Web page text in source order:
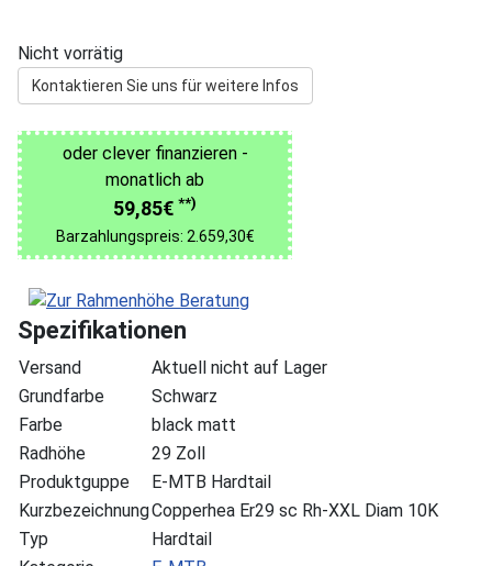
Nicht vorrätig
Kontaktieren Sie uns für weitere Infos
oder clever finanzieren -
monatlich ab
59,85€ **)
Barzahlungspreis: 2.659,30€
Spezifikationen
Versand
Aktuell nicht auf Lager
Grundfarbe
Schwarz
Farbe
black matt
Radhöhe
29 Zoll
Produktguppe
E-MTB Hardtail
KurzbezeichnungCopperhea Er29 sc Rh-XXL Diam 10K
Typ
Hardtail